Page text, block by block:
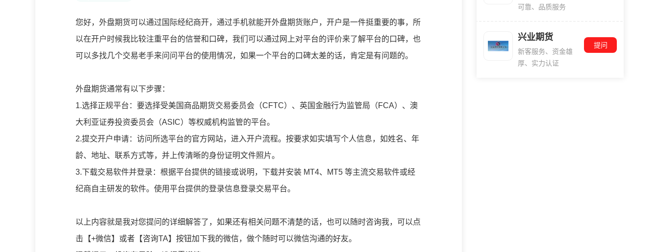
您好，外盘期货可以通过国际经纪商开，通过手机就能开外盘期货账户，开户是一件挺重要的事，所
以在开户时候我比较注重平台的信誉和口碑，我们可以通过网上对平台的评价来了解平台的口碑，也
可以多找几个交易老手来问问平台的使用情况，如果一个平台的口碑太差的话，肯定是有问题的。
外盘期货通常有以下步骤：
1.选择正规平台：要选择受美国商品期货交易委员会（CFTC）、英国金融行为监管局（FCA）、澳
大利亚证券投资委员会（ASIC）等权威机构监管的平台。
2.提交开户申请：访问所选平台的官方网站，进入开户流程。按要求如实填写个人信息，如姓名、年
龄、地址、联系方式等，并上传清晰的身份证明文件照片。
3.下载交易软件并登录：根据平台提供的链接或说明，下载并安装 MT4、MT5 等主流交易软件或经
纪商自主研发的软件。使用平台提供的登录信息登录交易平台。
以上内容就是我对您提问的详细解答了，如果还有相关问题不清楚的话，也可以随时咨询我，可以点
击【+微信】或者【咨询TA】按钮加下我的微信，做个随时可以微信沟通的好友。
可靠、品质服务
兴业期货
新客服务、资金雄
厚、实力认证
提问